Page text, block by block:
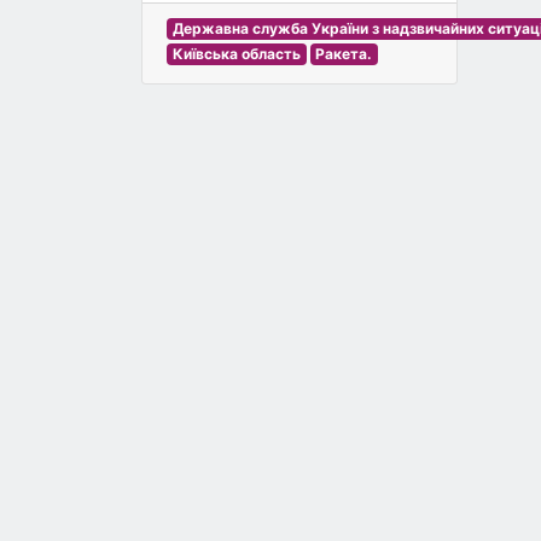
Державна служба України з надзвичайних
Київська область
Ракета.